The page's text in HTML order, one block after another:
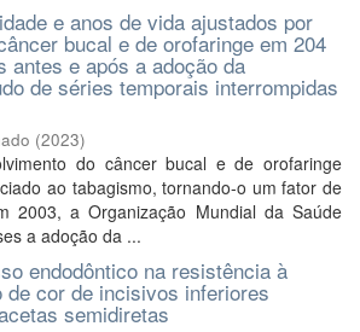
e anos de vida ajustados por
bucal e de orofaringe em 204
antes e após a adoção da
de séries temporais interrompidas
(2023)
do câncer bucal e de orofaringe
ao tabagismo, tornando-o um fator de
2003, a Organização Mundial da Saúde
a adoção da ...
endodôntico na resistência à
de cor de incisivos inferiores
semidiretas